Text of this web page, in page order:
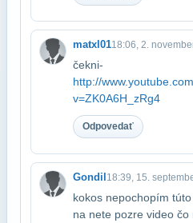
matxl0118:06, 2.
čekni-
http://
v=ZK0A6H_zRg4
Odpovedať
Gondil18:39, 15.
kokos nepochopím
na nete pozre video